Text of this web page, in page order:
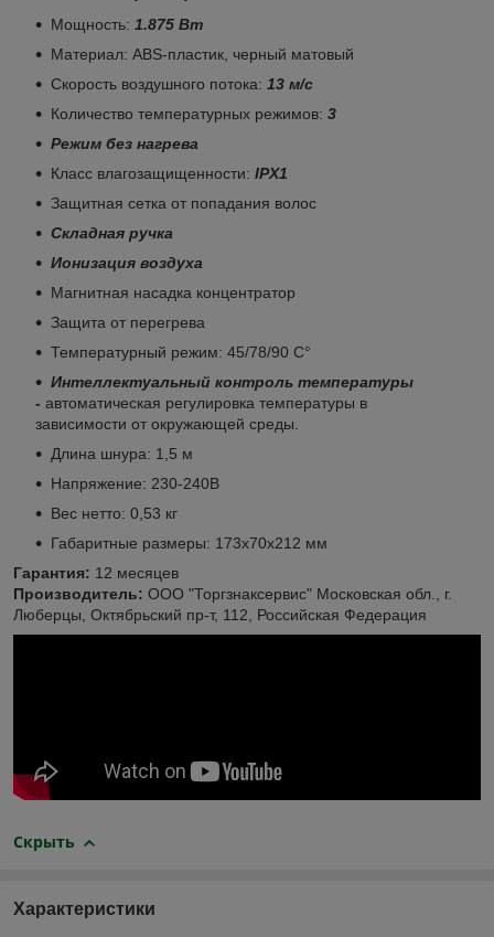
Мощность: 1.875 Вт
Материал: ABS-пластик, черный матовый
Скорость воздушного потока: 13 м/с
Количество температурных режимов: 3
Режим без нагрева
Класс влагозащищенности: IPX1
Защитная сетка от попадания волос
Складная ручка
Ионизация воздуха
Магнитная насадка концентратор
Защита от перегрева
Температурный режим: 45/78/90 С°
Интеллектуальный контроль температуры
- автоматическая регулировка температуры в
зависимости от окружающей среды.
Длина шнура: 1,5 м
Напряжение: 230-240В
Вес нетто: 0,53 кг
Габаритные размеры: 173x70x212 мм
Гарантия: 12 месяцев
Производитель: ООО "Торгзнаксервис" Московская обл., г.
Люберцы, Октябрьский пр-т, 112, Российская Федерация
Скрыть
Характеристики